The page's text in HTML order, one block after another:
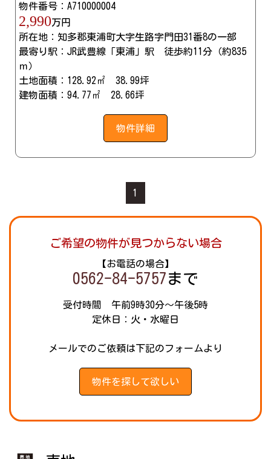
物件番号：A710000004
2,990万円
所在地：知多郡東浦町大字生路字門田31番8の一部
最寄り駅：JR武豊線「東浦」駅 徒歩約11分（約835
ｍ）
土地面積：128.92㎡ 38.99坪
建物面積：94.77㎡ 28.66坪
物件詳細
1
ご希望の物件が見つからない場合
【お電話の場合】
0562-84-5757まで
受付時間 午前9時30分～午後5時
定休日：火・水曜日
メールでのご依頼は下記のフォームより
物件を探して欲しい